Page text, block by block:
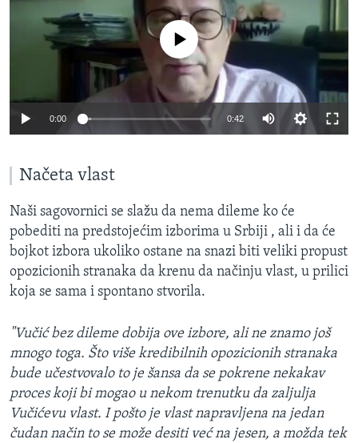
No media source currently available
0:00 0:42
Načeta vlast
Naši sagovornici se slažu da nema dileme ko će
pobediti na predstojećim izborima u Srbiji , ali i da će
bojkot izbora ukoliko ostane na snazi biti veliki propust
opozicionih stranaka da krenu da načinju vlast, u prilici
koja se sama i spontano stvorila.
"Vučić bez dileme dobija ove izbore, ali ne znamo još
mnogo toga. Što više kredibilnih opozicionih stranaka
bude učestvovalo to je šansa da se pokrene nekakav
proces koji bi mogao u nekom trenutku da zaljulja
Vučićevu vlast. I pošto je vlast napravljena na jedan
čudan način to se može desiti već na jesen, a možda tek